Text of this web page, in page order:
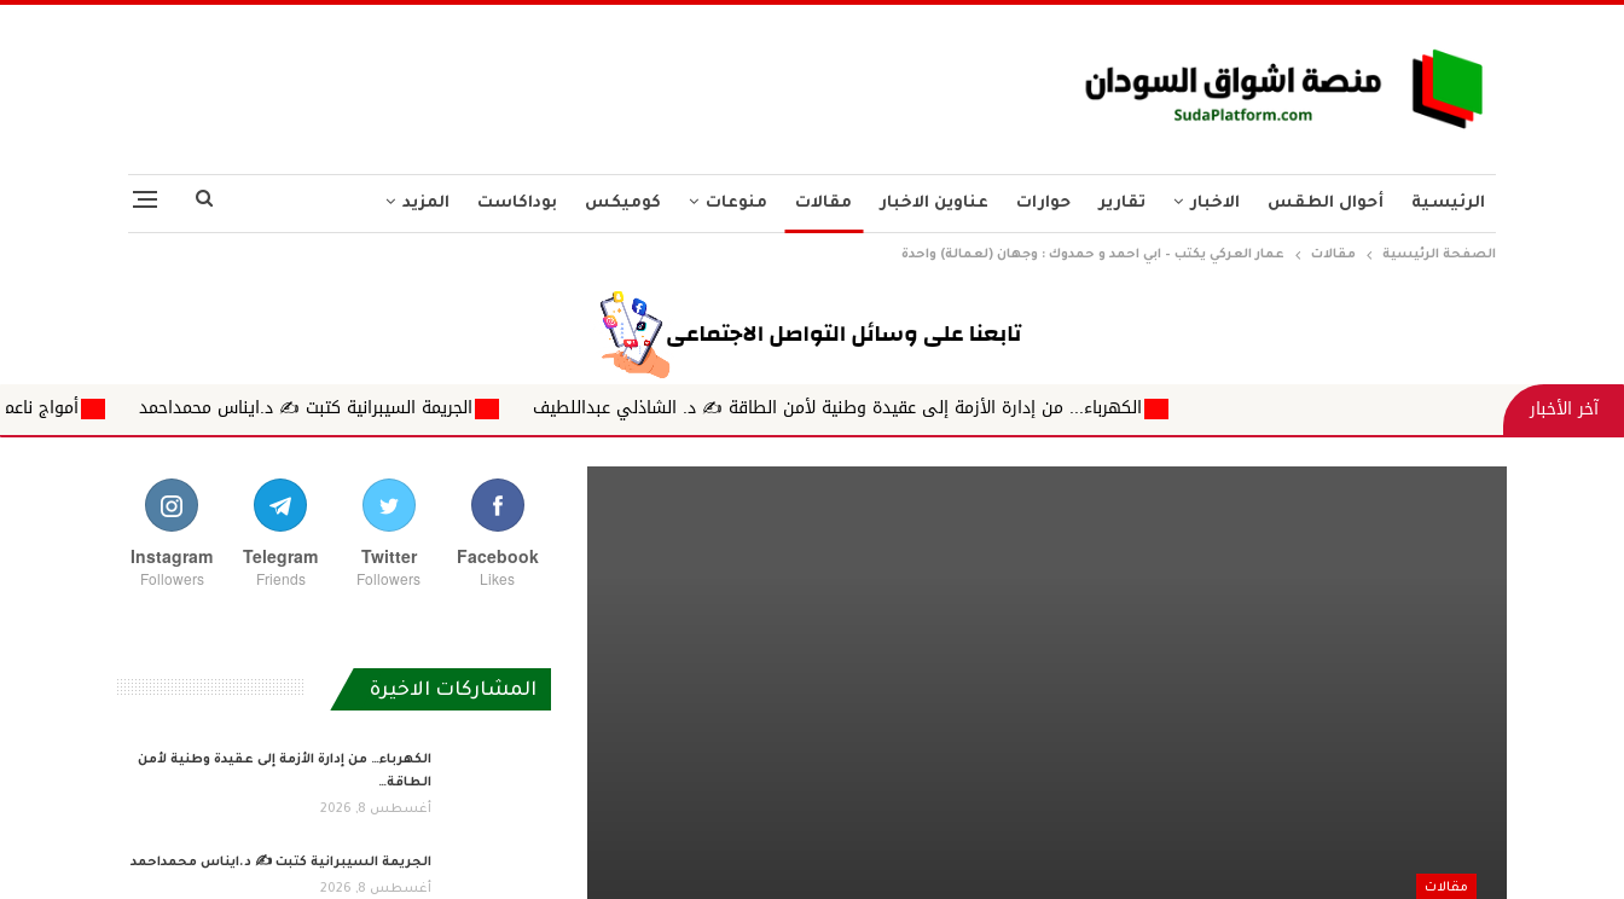
الرئيسية أحوال الطقس الاخبار تقارير حوارات عناوين الاخبار مقالات منوعات كوميكس بوداكاست المزيد
الصفحة الرئيسية مقالات عمار العركي يكتب – ابي احمد و حمدوك : وجهان (لعمالة) واحدة
آخر الأخبار الكهرباء... من إدارة الأزمة إلى عقيدة وطنية لأمن الطاقة ✍️ د. الشاذلي عبداللطيف الجريمة السيبرانية كتبت ✍ د.ايناس محمداحمد أمواج ناعمة تلغرافات على شاطئ الزمالة
مقالات
Facebook
Likes
Twitter
Followers
Telegram
Friends
Instagram
Followers
المشاركات الاخيرة
الكهرباء… من إدارة الأزمة إلى عقيدة وطنية لأمن
الطاقة…
أغسطس 8, 2026
الجريمة السيبرانية كتبت ✍ د.ايناس محمداحمد
أغسطس 8, 2026